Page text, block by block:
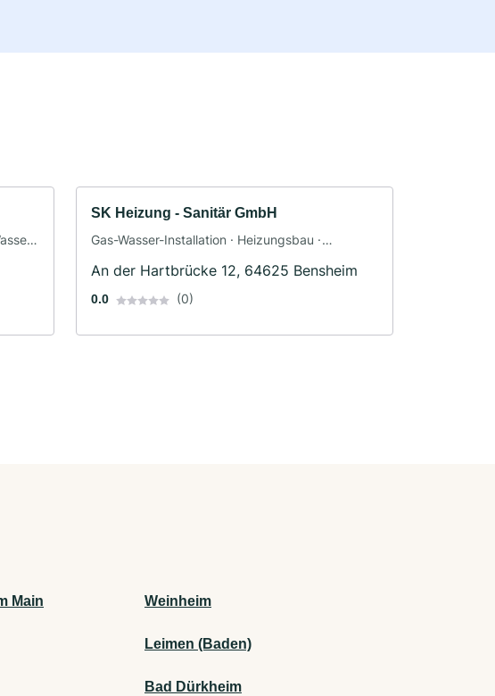
SK Heizung - Sanitär GmbH
Gas-Wasser-Installation · Heizungsbau ·
An der Hartbrücke 12, 64625 Bensheim
0.0 (0)
Main Weinheim
Leimen (Baden)
Bad Dürkheim